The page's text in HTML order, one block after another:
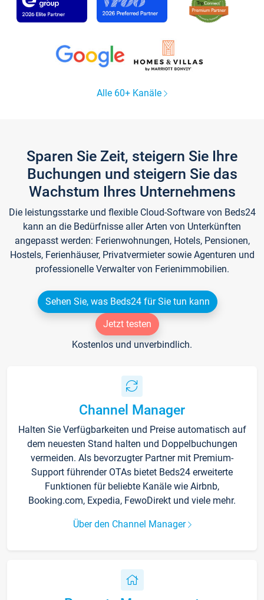
Alle 60+ Kanäle
Sparen Sie Zeit, steigern Sie Ihre
Buchungen und steigern Sie das
Wachstum Ihres Unternehmens
Die leistungsstarke und flexible Cloud-Software von Beds24
kann an die Bedürfnisse aller Arten von Unterkünften
angepasst werden: Ferienwohnungen, Hotels, Pensionen,
Hostels, Ferienhäuser, Privatvermieter sowie Agenturen und
professionelle Verwalter von Ferienimmobilien.
Sehen Sie, was Beds24 für Sie tun kann
Jetzt testen
Kostenlos und unverbindlich.
Channel Manager
Halten Sie Verfügbarkeiten und Preise automatisch auf
dem neuesten Stand halten und Doppelbuchungen
vermeiden. Als bevorzugter Partner mit Premium-
Support führender OTAs bietet Beds24 erweiterte
Funktionen für beliebte Kanäle wie Airbnb,
Booking.com, Expedia, FewoDirekt und viele mehr.
Über den Channel Manager